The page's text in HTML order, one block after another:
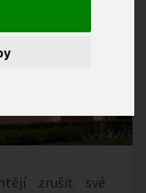
zrušit své